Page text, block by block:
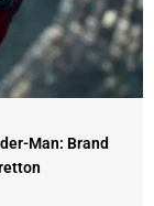
Man: Brand